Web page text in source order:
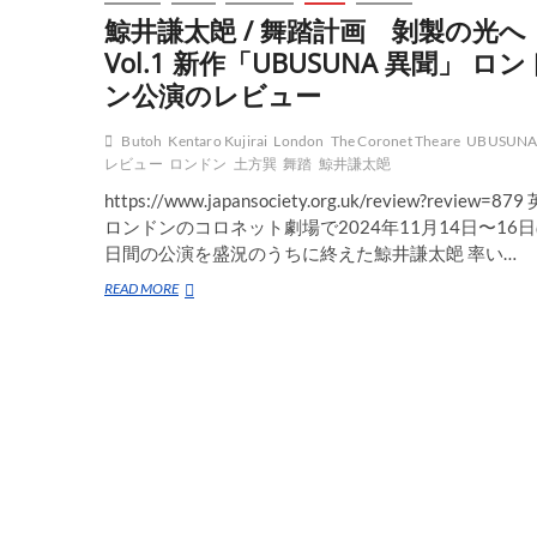
鯨井謙太郒 / 舞踏計画 剝製の光へ
Vol.1 新作「UBUSUNA 異聞」 ロン
ン公演のレビュー
Butoh Kentaro Kujirai London The Coronet Theare
レビュー ロンドン 土方巽 舞踏 鯨井謙太郒
https://www.japansociety.org.uk/review?review=879
ロンドンのコロネット劇場で2024年11月14日〜16
日間の公演を盛況のうちに終えた鯨井謙太郒 率い…
READ MORE鯨